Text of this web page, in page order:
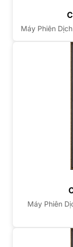
Máy Phiên
Máy Phiên